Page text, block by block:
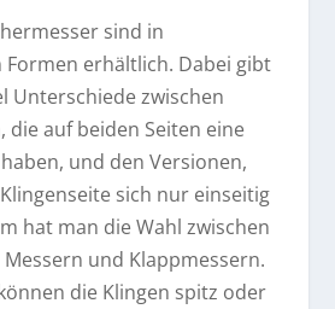
sind in
Formen erhältlich. Dabei gibt
Unterschiede zwischen
die auf beiden Seiten eine
und den Versionen,
sich nur einseitig
hat man die Wahl zwischen
und Klappmessern.
die Klingen spitz oder